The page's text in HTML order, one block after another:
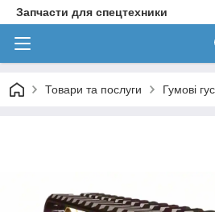
Запчасти для спецтехники
Товари та послуги Гумові